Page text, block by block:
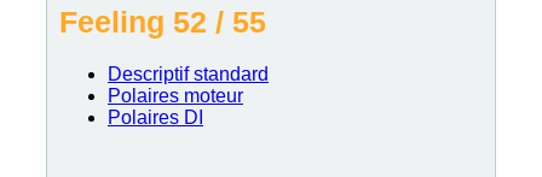
Feeling 52 / 55
Descriptif standard
Polaires moteur
Polaires DI